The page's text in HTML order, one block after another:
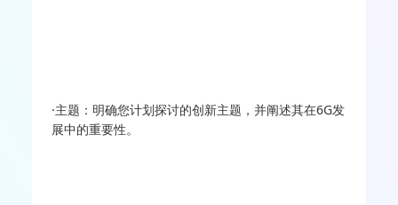
·主题：明确您计划探讨的创新主题，并阐述其在6G发
展中的重要性。